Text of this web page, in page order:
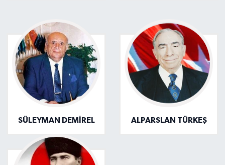
SÜLEYMAN DEMİREL ALPARSLAN TÜRKEŞ